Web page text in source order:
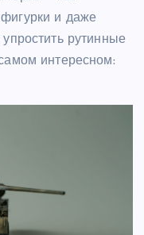
и даже
рутинные
интересном: